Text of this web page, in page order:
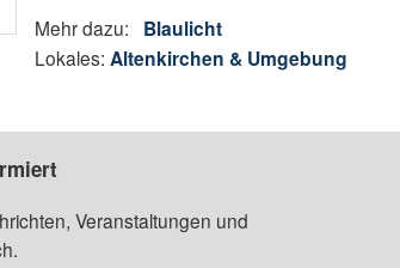
Mehr dazu: Blaulicht
Lokales:Altenkirchen & Umgebung
Veranstaltungen und